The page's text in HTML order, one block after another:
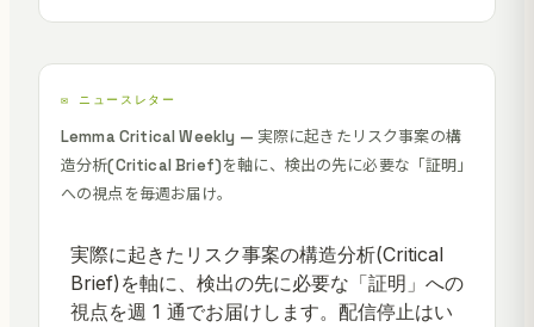
✉️ ニュースレター
Lemma Critical Weekly — 実際に起きたリスク事案の構
造分析(Critical Brief)を軸に、検出の先に必要な「証明」
への視点を毎週お届け。